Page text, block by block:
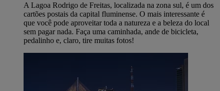
A Lagoa Rodrigo de Freitas, localizada na zona sul, é um dos
cartões postais da capital fluminense. O mais interessante é
que você pode aproveitar toda a natureza e a beleza do local
sem pagar nada. Faça uma caminhada, ande de bicicleta,
pedalinho e, claro, tire muitas fotos!